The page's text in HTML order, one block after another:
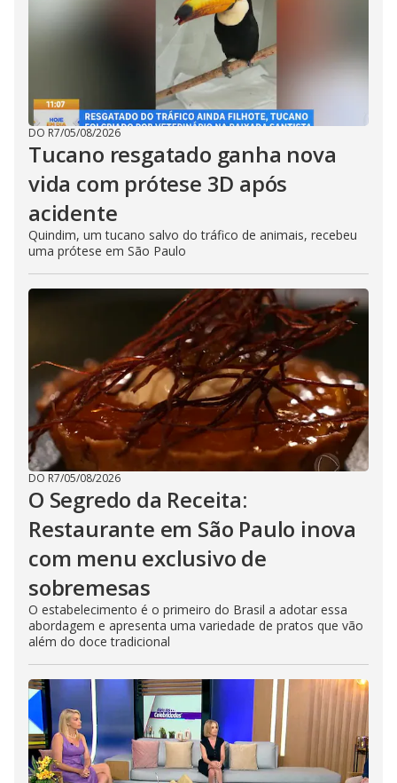
DO R7/05/08/2026
Tucano resgatado ganha nova
vida com prótese 3D após
acidente
Quindim, um tucano salvo do tráfico de animais, recebeu
uma prótese em São Paulo
DO R7/05/08/2026
O Segredo da Receita:
Restaurante em São Paulo inova
com menu exclusivo de
sobremesas
O estabelecimento é o primeiro do Brasil a adotar essa
abordagem e apresenta uma variedade de pratos que vão
além do doce tradicional